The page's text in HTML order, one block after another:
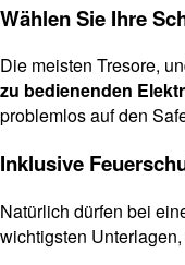
Wählen Sie Ihre
Die meisten Tresore,
zu bedienenden
problemlos auf den
Inklusive
Natürlich dürfen bei
wichtigsten